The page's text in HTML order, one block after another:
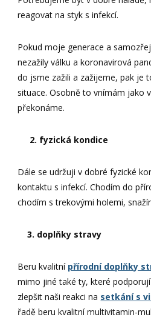
reagovat na styk s infekcí.
Pokud moje generace a
nezažily válku a koronavirová
do jsme zažili a zažijeme, pak je
situace. Osobně to vnímám jako
překonáme.
2. fyzická kondice
Dále se udržuji v dobré fyzické
kontaktu s infekcí. Chodím do
chodím s trekovými holemi,
3. doplňky stravy
Beru kvalitní přírodní doplňky
mimo jiné také ty, které
zlepšit naši reakci na setkání s
řadě beru kvalitní multivitamin-